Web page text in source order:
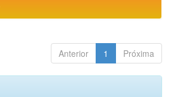
Anterior 1 Próxima